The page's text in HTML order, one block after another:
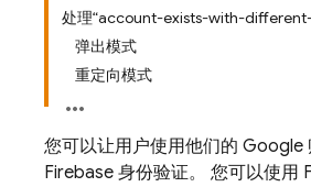
处理“account-exists-with-
弹出模式
重定向模式
您可以让用户使用他们的 Google
Firebase 身份验证。 您可以使用